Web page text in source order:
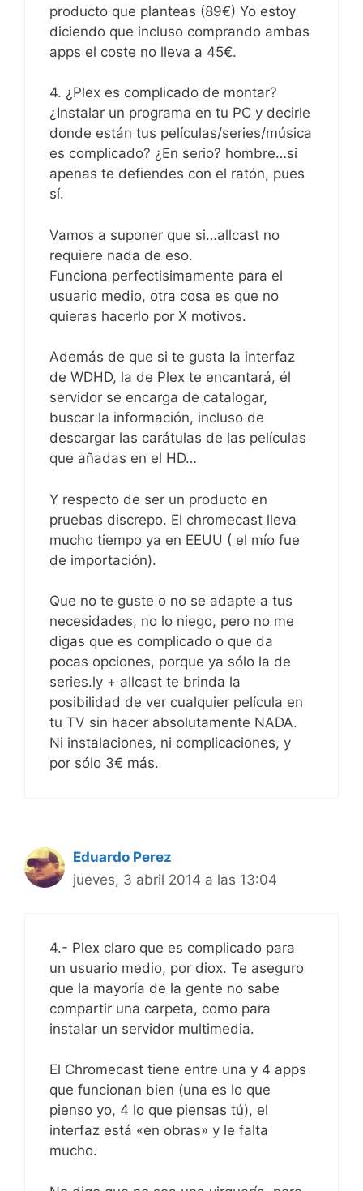
producto que planteas (89€) Yo estoy
diciendo que incluso comprando ambas
apps el coste no lleva a 45€.
4. ¿Plex es complicado de montar?
¿Instalar un programa en tu PC y decirle
donde están tus películas/series/música
es complicado? ¿En serio? hombre…si
apenas te defiendes con el ratón, pues
sí.
Vamos a suponer que si…allcast no
requiere nada de eso.
Funciona perfectisimamente para el
usuario medio, otra cosa es que no
quieras hacerlo por X motivos.
Además de que si te gusta la interfaz
de WDHD, la de Plex te encantará, él
servidor se encarga de catalogar,
buscar la información, incluso de
descargar las carátulas de las películas
que añadas en el HD…
Y respecto de ser un producto en
pruebas discrepo. El chromecast lleva
mucho tiempo ya en EEUU ( el mío fue
de importación).
Que no te guste o no se adapte a tus
necesidades, no lo niego, pero no me
digas que es complicado o que da
pocas opciones, porque ya sólo la de
series.ly + allcast te brinda la
posibilidad de ver cualquier película en
tu TV sin hacer absolutamente NADA.
Ni instalaciones, ni complicaciones, y
por sólo 3€ más.
Eduardo Perez
jueves, 3 abril 2014 a las 13:04
4.- Plex claro que es complicado para
un usuario medio, por diox. Te aseguro
que la mayoría de la gente no sabe
compartir una carpeta, como para
instalar un servidor multimedia.
El Chromecast tiene entre una y 4 apps
que funcionan bien (una es lo que
pienso yo, 4 lo que piensas tú), el
interfaz está «en obras» y le falta
mucho.